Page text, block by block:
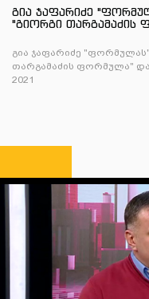
გია ჯაფარიძე
"გიორგი თარგამაძის
გია ჯაფარიძე
თარგამაძის ფორმულა"
2021